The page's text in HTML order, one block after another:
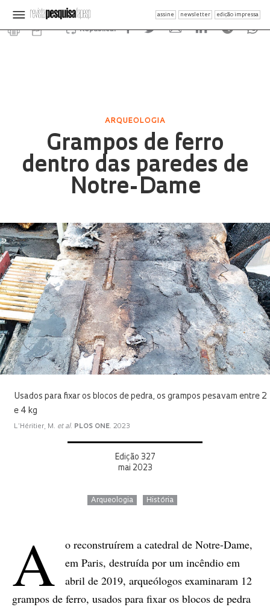
assine newsletter edição impressa
Republicar
ARQUEOLOGIA
Grampos de ferro
dentro das paredes de
Notre-Dame
Usados para fixar os blocos de pedra, os grampos pesavam entre 2
e 4 kg
L’Héritier, M. et al. PLOS ONE. 2023
Edição 327
mai 2023
Arqueologia História
A
o reconstruírem a catedral de Notre-Dame,
em Paris, destruída por um incêndio em
abril de 2019, arqueólogos examinaram 12
grampos de ferro, usados para fixar os blocos de pedra